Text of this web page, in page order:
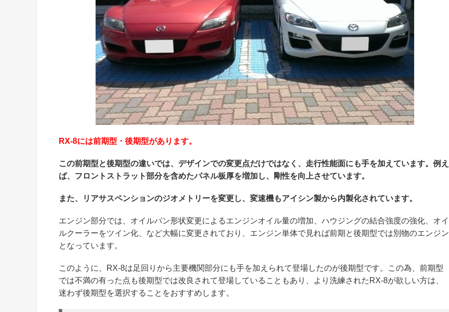
RX-8には前期型・後期型があります。
この前期型と後期型の違いでは、デザインでの変更点だけではなく、走行性能面にも手を加えています。例え
ば、フロントストラット部分を含めたパネル板厚を増加し、剛性を向上させています。
また、リアサスペンションのジオメトリーを変更し、変速機もアイシン製から内製化されています。
エンジン部分では、オイルパン形状変更によるエンジンオイル量の増加、ハウジングの結合強度の強化、オイ
ルクーラーをツイン化、など大幅に変更されており、エンジン単体で見れば前期と後期型では別物のエンジン
となっています。
このように、RX-8は足回りから主要機関部分にも手を加えられて登場したのが後期型です。この為、前期型
では不満の有った点も後期型では改良されて登場していることもあり、より洗練されたRX-8が欲しい方は、
迷わず後期型を選択することをおすすめします。